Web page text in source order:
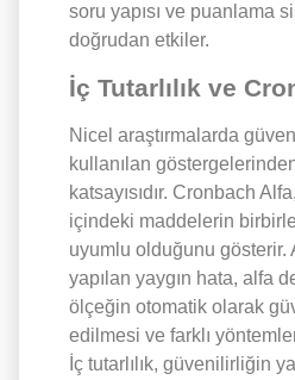
soru yapısı ve puanlama
doğrudan etkiler.
İç Tutarlılık ve
Nicel araştırmalarda
kullanılan
katsayısıdır. Cronbach
içindeki maddelerin
uyumlu olduğunu gösterir.
yapılan yaygın hata, alfa
ölçeğin otomatik olarak
edilmesi ve farklı
İç tutarlılık, güvenilirliğin